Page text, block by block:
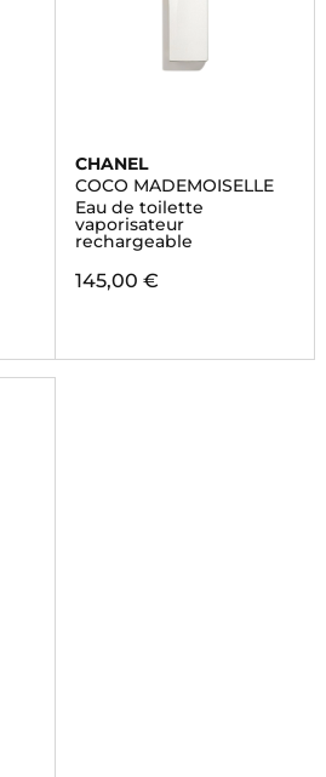
CHANEL
COCO MADEMOISELLE
Eau de toilette
vaporisateur
rechargeable
145,00 €